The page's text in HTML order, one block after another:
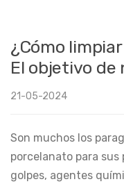
¿Cómo
El objetivo de
21-05-2024
Son muchos los
porcelanato para sus
golpes, agentes